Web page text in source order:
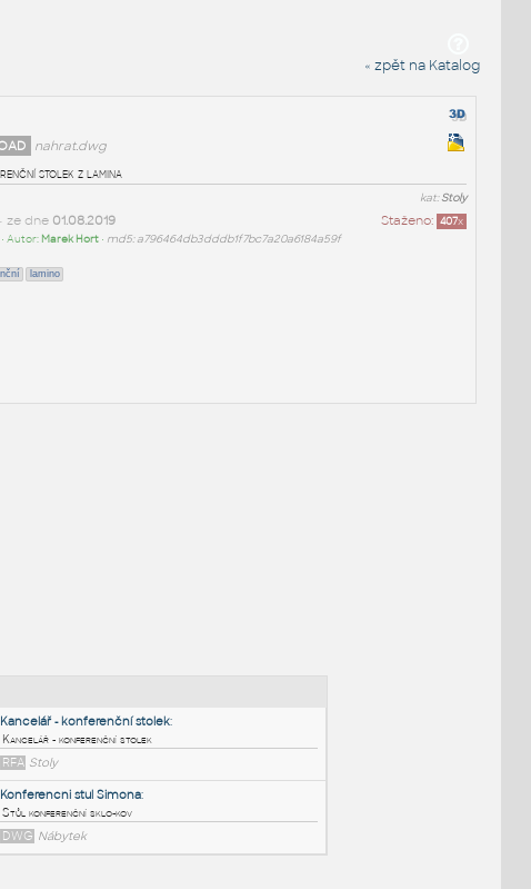
« zpět na Katalog
nahrat.dwg
stolek z lamina
kat:Stoly
Staženo: 407x
ze dne 01.08.2019
• Autor: Marek Hort• md5: a796464db3dddb1f7bc7a20a6184a59f
lamino